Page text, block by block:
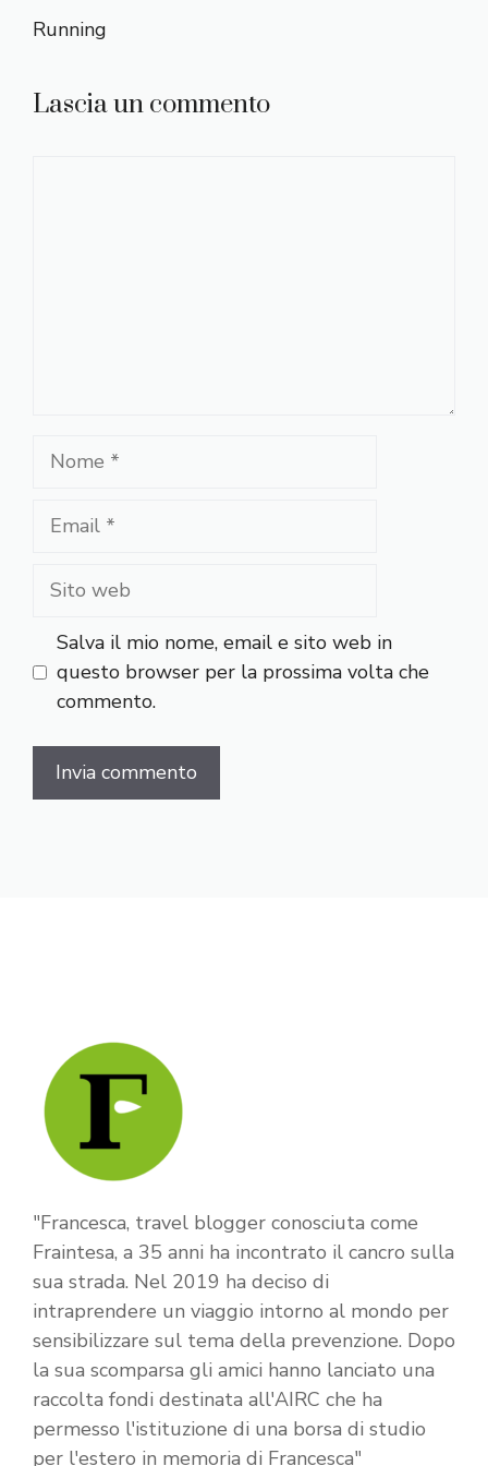
Running
Lascia un commento
Nome
Email
Sito
Salva il mio nome, email e sito web in
questo browser per la prossima volta che
commento.
"Francesca, travel blogger conosciuta come
Fraintesa, a 35 anni ha incontrato il cancro sulla
sua strada. Nel 2019 ha deciso di
intraprendere un viaggio intorno al mondo per
sensibilizzare sul tema della prevenzione. Dopo
la sua scomparsa gli amici hanno lanciato una
raccolta fondi destinata all'AIRC che ha
permesso l'istituzione di una borsa di studio
per l'estero in memoria di Francesca"